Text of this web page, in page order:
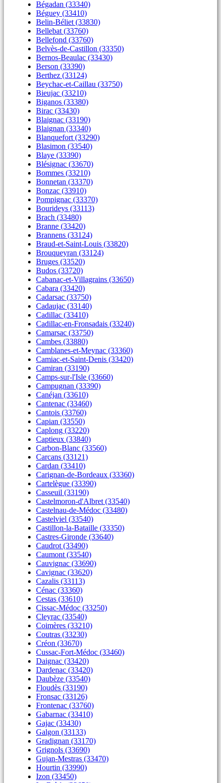
Bégadan (33340)
Béguey (33410)
Belin-Béliet (33830)
Bellebat (33760)
Bellefond (33760)
Belvès-de-Castillon (33350)
Bernos-Beaulac (33430)
Berson (33390)
Berthez (33124)
Beychac-et-Caillau (33750)
Bieujac (33210)
Biganos (33380)
Birac (33430)
Blaignac (33190)
Blaignan (33340)
Blanquefort (33290)
Blasimon (33540)
Blaye (33390)
Blésignac (33670)
Bommes (33210)
Bonnetan (33370)
Bonzac (33910)
Pompignac (33370)
Bourideys (33113)
Brach (33480)
Branne (33420)
Brannens (33124)
Braud-et-Saint-Louis (33820)
Brouqueyran (33124)
Bruges (33520)
Budos (33720)
Cabanac-et-Villagrains (33650)
Cabara (33420)
Cadarsac (33750)
Cadaujac (33140)
Cadillac (33410)
Cadillac-en-Fronsadais (33240)
Camarsac (33750)
Cambes (33880)
Camblanes-et-Meynac (33360)
Camiac-et-Saint-Denis (33420)
Camiran (33190)
Camps-sur-l'Isle (33660)
Campugnan (33390)
Canéjan (33610)
Cantenac (33460)
Cantois (33760)
Capian (33550)
Caplong (33220)
Captieux (33840)
Carbon-Blanc (33560)
Carcans (33121)
Cardan (33410)
Carignan-de-Bordeaux (33360)
Cartelègue (33390)
Casseuil (33190)
Castelmoron-d'Albret (33540)
Castelnau-de-Médoc (33480)
Castelviel (33540)
Castillon-la-Bataille (33350)
Castres-Gironde (33640)
Caudrot (33490)
Caumont (33540)
Cauvignac (33690)
Cavignac (33620)
Cazalis (33113)
Cénac (33360)
Cestas (33610)
Cissac-Médoc (33250)
Cleyrac (33540)
Coimères (33210)
Coutras (33230)
Créon (33670)
Cussac-Fort-Médoc (33460)
Daignac (33420)
Dardenac (33420)
Daubèze (33540)
Floudès (33190)
Fronsac (33126)
Frontenac (33760)
Gabarnac (33410)
Gajac (33430)
Galgon (33133)
Gradignan (33170)
Grignols (33690)
Gujan-Mestras (33470)
Hourtin (33990)
Izon (33450)